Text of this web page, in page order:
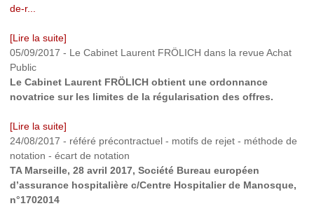
de-r...
[Lire la suite]
05/09/2017 - Le Cabinet Laurent FRÖLICH dans la revue Achat
Public
Le Cabinet Laurent FRÖLICH obtient une ordonnance
novatrice sur les limites de la régularisation des offres.
[Lire la suite]
24/08/2017 - référé précontractuel - motifs de rejet - méthode de
notation - écart de notation
TA Marseille, 28 avril 2017, Société Bureau européen
d’assurance hospitalière c/Centre Hospitalier de Manosque,
n°1702014